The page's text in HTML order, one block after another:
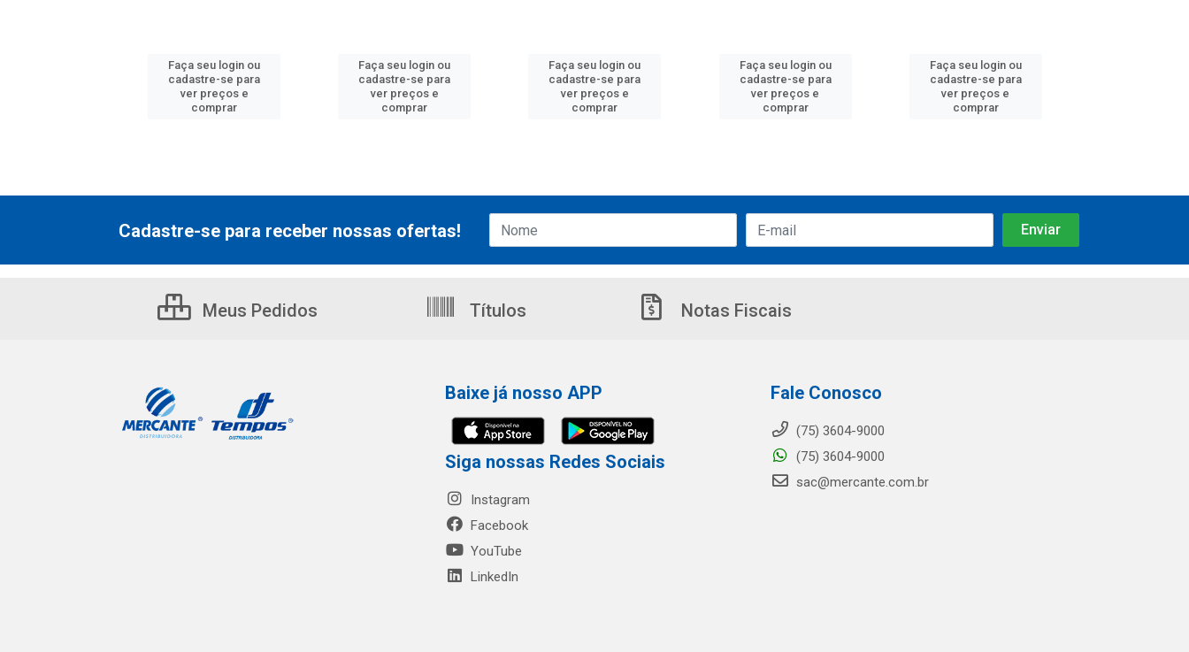
Faça seu login ou
cadastre-se para
ver preços e
comprar
Faça seu login ou
cadastre-se para
ver preços e
comprar
Faça seu login ou
cadastre-se para
ver preços e
comprar
Faça seu login ou
cadastre-se para
ver preços e
comprar
Faça seu login ou
cadastre-se para
ver preços e
comprar
Cadastre-se para receber nossas ofertas!
Meus Pedidos Títulos Notas Fiscais
Baixe já nosso APP
Siga nossas Redes Sociais
Instagram
Facebook
YouTube
LinkedIn
Fale Conosco
(75) 3604-9000
(75) 3604-9000
sac@mercante.com.br